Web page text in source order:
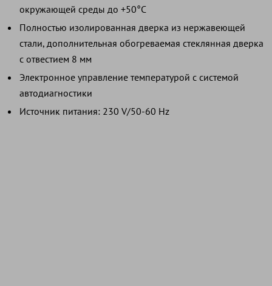
окружающей среды до +50°C
Полностью изолированная дверка из нержавеющей
стали, дополнительная обогреваемая стеклянная дверка
с отвестием 8 мм
Электронное управление температурой с системой
автодиагностики
Источник питания: 230 V/50-60 Hz